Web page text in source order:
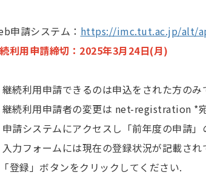
申請システム： https://imc.tut.ac.jp/alt/
利用申請締切：2025年3月24日(月)
続利用申請できるのは申込をされた方のみ
続利用申請者の変更は net-registration *
請システムにアクセスし「前年度の申請
力フォームには現在の登録状況が記載さ
録」ボタンをクリックしてください.